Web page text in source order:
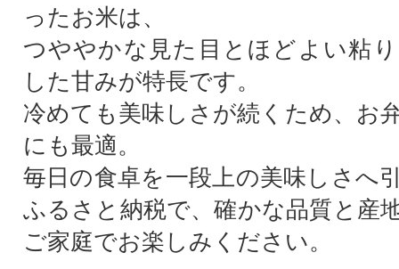
ったお米は、
つややかな見た目とほどよい粘
した甘みが特長です。
冷めても美味しさが続くため、お
にも最適。
毎日の食卓を一段上の美味しさへ
ふるさと納税で、確かな品質と産
ご家庭でお楽しみください。